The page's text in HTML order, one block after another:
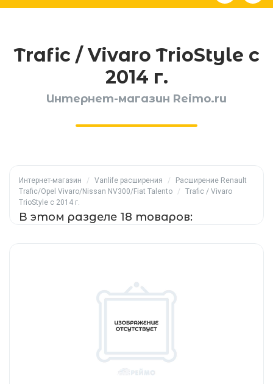
Trafic / Vivaro TrioStyle с
2014 г.
Интернет-магазин Reimo.ru
Интернет-магазин / Vanlife расширения /
Расширение Renault
Trafic/Opel Vivaro/Nissan NV300/Fiat Talento
/
Trafic / Vivaro
TrioStyle с 2014 г.
В этом разделе 18 товаров: